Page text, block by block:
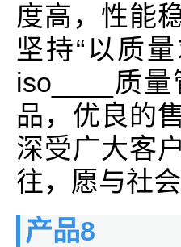
度高，性能
坚持“以质
iso____质
品，优良的
深受广大客
往，愿与社
产品8